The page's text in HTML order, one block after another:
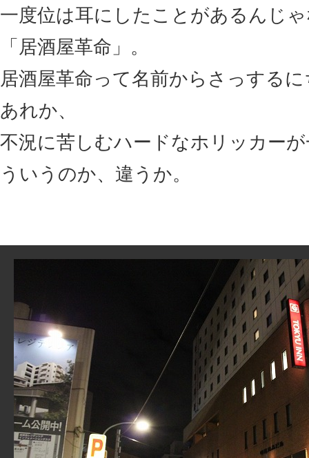
一度位は耳にしたことがあるんじ
「居酒屋革命」。
居酒屋革命って名前からさっする
あれか、
不況に苦しむハードなホリッカー
ういうのか、違うか。